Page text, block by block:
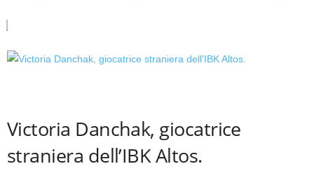
Victoria Danchak, giocatrice
straniera dell’IBK Altos.